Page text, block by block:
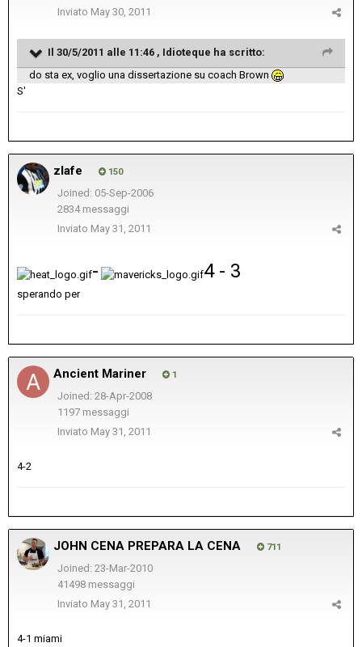
Inviato May 30, 2011
Il 30/5/2011 alle 11:46 , Idioteque ha scritto:
do sta ex, voglio una dissertazione su coach Brown
S'
zlafe 150
Joined: 05-Sep-2006
2834 messaggi
Inviato May 31, 2011
- 4 - 3
sperando per
Ancient Mariner 1
Joined: 28-Apr-2008
1197 messaggi
Inviato May 31, 2011
4-2
JOHN CENA PREPARA LA CENA 711
Joined: 23-Mar-2010
41498 messaggi
Inviato May 31, 2011
4-1 miami